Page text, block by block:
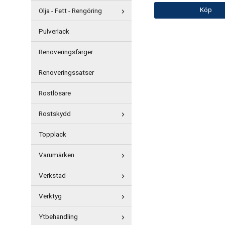
Olja - Fett - Rengöring
Pulverlack
Renoveringsfärger
Renoveringssatser
Rostlösare
Rostskydd
Topplack
Varumärken
Verkstad
Verktyg
Ytbehandling
Köp